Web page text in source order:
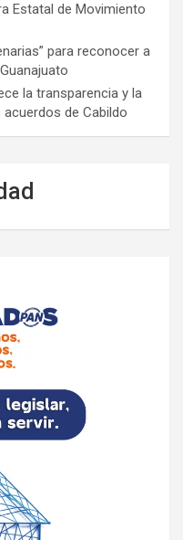
Estatal de Movimiento
para reconocer a
la transparencia y la
de Cabildo